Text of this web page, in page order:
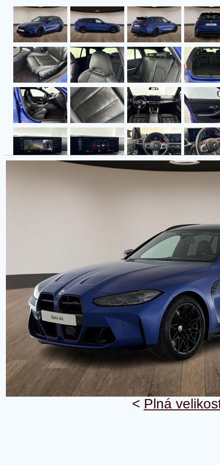
< Plná